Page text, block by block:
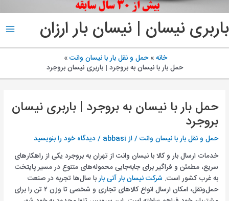
باربری نیسان | نیسان بار ارزان
خانه
حمل و نقل بار با نیسان وانت
حمل بار با نیسان به بروجرد | باربری نیسان بروجرد
حمل بار با نیسان به بروجرد | باربری نیسان
بروجرد
حمل و نقل بار با نیسان وانت/ از abbasi
/دیدگاه‌ خود را بنویسید
خدمات ارسال بار و کالا با نیسان وانت از تهران به بروجرد یکی از راهکارهای
سریع، مطمئن و فراگیر برای جابه‌جایی محموله‌های متنوع در مسیر پایتخت
به غرب کشور است.شرکت نیسان بار آنی باربا سال‌ها تجربه در صنعت
حمل‌ونقل، امکان ارسال انواع کالاهای تجاری و شخصی تا وزن ۲ تن را برای